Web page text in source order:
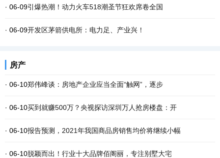
· 06-09引爆热潮！动力火车518潮圣节狂欢席卷全国
· 06-09开发区茅箭供电所：电力足、产业兴！
房产
· 06-10郑伟峰谈：房地产企业应当全面“触网”，逐步
· 06-10买到就赚500万？央视探访深圳万人抢房楼盘：开
· 06-10报告预测，2021年我国商品房销售均价将继续小幅
· 06-10脱颖而出！行业十大品牌佰阁丽，专注别墅大宅